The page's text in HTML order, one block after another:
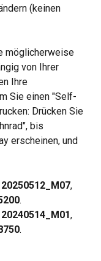
(keinen
möglicherweise
von Ihrer
Ihre
Sie einen "Self-
Drücken Sie
bis
erscheinen, und
20250512_M07,
.
20240514_M01,
.